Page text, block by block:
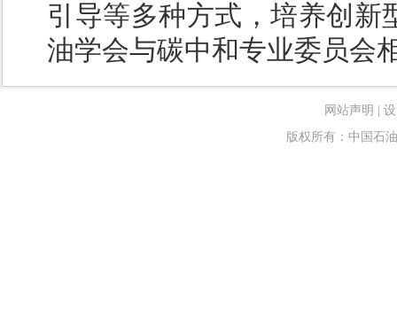
引导等多种方式，培养创新
油学会与碳中和专业委员会
网站声明
版权所有：中国石